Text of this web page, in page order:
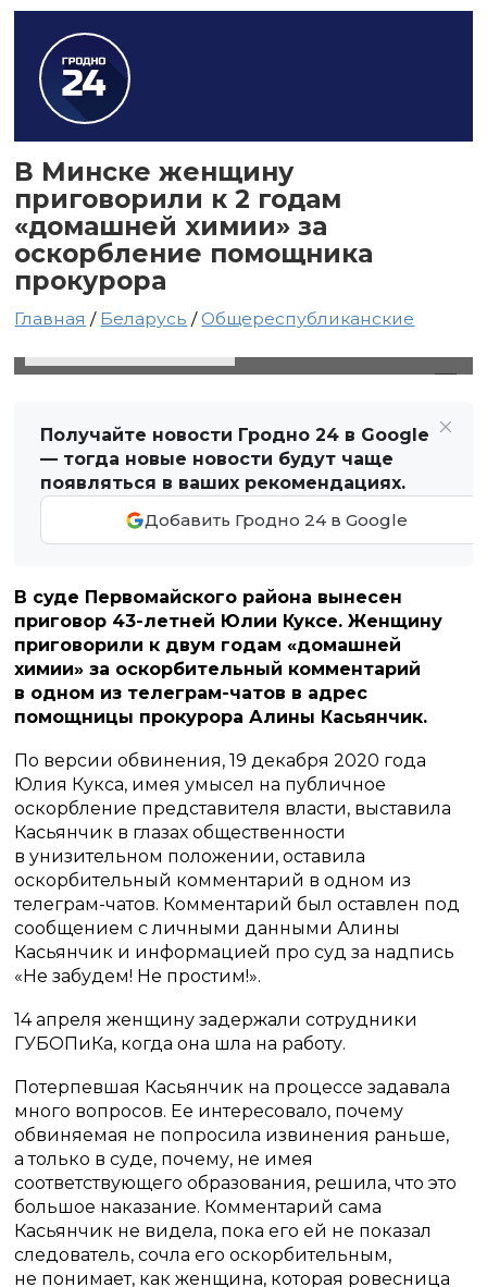
В Минске женщину
приговорили к 2 годам
«домашней химии» за
оскорбление помощника
прокурора
Главная / Беларусь /Общереспубликанские
Получайте новости Гродно 24 в Google
— тогда новые новости будут чаще
появляться в ваших рекомендациях.
Добавить Гродно 24 в Google
В суде Первомайского района вынесен
приговор 43-летней Юлии Куксе. Женщину
приговорили к двум годам «домашней
химии» за оскорбительный комментарий
в одном из телеграм-чатов в адрес
помощницы прокурора Алины Касьянчик.
По версии обвинения, 19 декабря 2020 года
Юлия Кукса, имея умысел на публичное
оскорбление представителя власти, выставила
Касьянчик в глазах общественности
в унизительном положении, оставила
оскорбительный комментарий в одном из
телеграм-чатов. Комментарий был оставлен под
сообщением с личными данными Алины
Касьянчик и информацией про суд за надпись
«Не забудем! Не простим!».
14 апреля женщину задержали сотрудники
ГУБОПиКа, когда она шла на работу.
Потерпевшая Касьянчик на процессе задавала
много вопросов. Ее интересовало, почему
обвиняемая не попросила извинения раньше,
а только в суде, почему, не имея
соответствующего образования, решила, что это
большое наказание. Комментарий сама
Касьянчик не видела, пока его ей не показал
следователь, сочла его оскорбительным,
не понимает, как женщина, которая ровесница